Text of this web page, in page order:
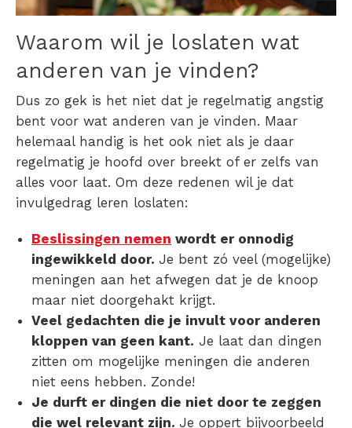
Waarom wil je loslaten wat
anderen van je vinden?
Dus zo gek is het niet dat je regelmatig angstig
bent voor wat anderen van je vinden. Maar
helemaal handig is het ook niet als je daar
regelmatig je hoofd over breekt of er zelfs van
alles voor laat. Om deze redenen wil je dat
invulgedrag leren loslaten:
Beslissingen nemen wordt er onnodig
ingewikkeld door. Je bent zó veel (mogelijke)
meningen aan het afwegen dat je de knoop
maar niet doorgehakt krijgt.
Veel gedachten die je invult voor anderen
kloppen van geen kant. Je laat dan dingen
zitten om mogelijke meningen die anderen
niet eens hebben. Zonde!
Je durft er dingen die niet door te zeggen
die wel relevant zijn. Je oppert bijvoorbeeld